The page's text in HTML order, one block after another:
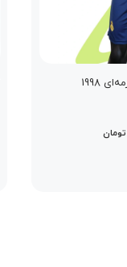
1998
تومان